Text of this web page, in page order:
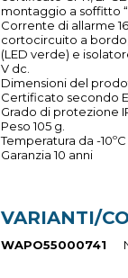
montaggio a soffitto
Corrente di allarme
cortocircuito a
(LED verde) e
V dc.
Dimensioni del
Certificato secondo
Grado di protezione
Peso 105 g.
Temperatura da -
Garanzia 10 anni
VARIANTI/
WAPO55000741